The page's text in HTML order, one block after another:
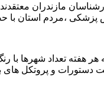
مازندران
،مردم استان با
هفته تعداد شهرها با
و پروتکل های